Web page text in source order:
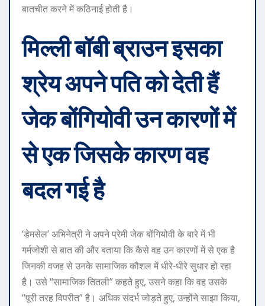
बातचीत करने में कठिनाई होती है।
मिल्ली बॉबी ब्राउन इसका
श्रेय अपने पति को देती हैं
जेक बोंगियोवीउन कारणों में
से एक जिसके कारण वह
बदल गई है
‘डेमसेल’ अभिनेत्री ने अपने प्रेमी जेक बोंगियोवी के बारे में भी
गर्मजोशी से बात की और बताया कि कैसे वह उन कारणों में से एक है
जिनकी वजह से उनके सामाजिक कौशल में धीरे-धीरे सुधार हो रहा
है। उसे “सामाजिक तितली” कहते हुए, उसने कहा कि वह उसके
“पूरी तरह विपरीत” है। अधिक संदर्भ जोड़ते हुए, उन्होंने साझा किया,